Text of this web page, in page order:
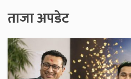
ताजा अपडेट